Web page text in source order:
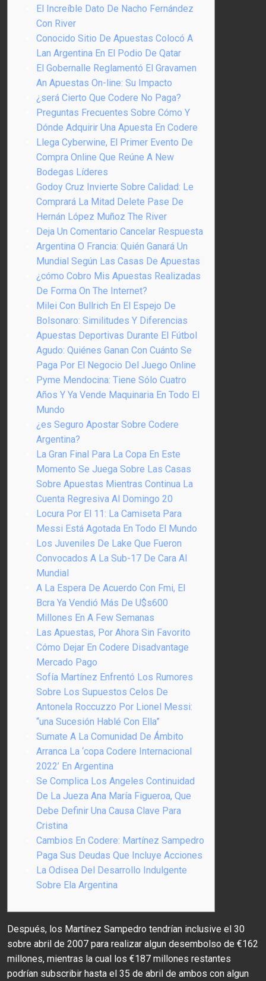
El Increíble Dato De Nacho Fernández
Con River
Conocido Sitio De Apuestas Colocó A
Lan Argentina En El Podio De Qatar
El Gobernalle Reglamentó El Gravamen
An Apuestas On-line: Su Impacto
¿será Cierto Que Codere No Paga?
Preguntas Frecuentes Sobre Cómo Y
Dónde Adquirir Una Apuesta En Codere
Llega Cyberwine, El Primer Evento De
Compra Online Que Reúne A New
Bodegas Líderes
Godoy Cruz Invierte Sobre Calidad: Le
Comprará La Mitad Delete Pase De
Hernán López Muñoz The River
Deja Un Comentario Cancelar Respuesta
Argentina O Francia: Quién Ganará Un
Mundial Según Las Casas De Apuestas
¿cómo Cobro Mis Apuestas Realizadas
De Forma On The Internet?
Milei Con Bullrich En El Espejo De
Bolsonaro: Similitudes Y Diferencias
Apuestas Deportivas Durante El Fútbol
Agudo: Quiénes Ganan Con Cuánto Se
Paga Por El Negocio Del Juego Online
Pyme Mendocina: Tiene Sólo Cuatro
Años Y Ya Vende Maquinaria En Todo El
Mundo
¿es Seguro Apostar Sobre Codere
Argentina?
La Gran Final Para La Copa En Este
Momento Se Juega Sobre Las Casas
Sobre Apuestas Mientras Continua La
Cuenta Regresiva Al Domingo 20
Locura Por El 11: La Camiseta Para
Messi Está Agotada En Todo El Mundo
Los Juveniles De Lake Que Fueron
Convocados A La Sub-17 De Cara Al
Mundial
A La Espera De Acuerdo Con Fmi, El
Bcra Ya Vendió Más De U$s600
Millones En A Few Semanas
Las Apuestas, Por Ahora Sin Favorito
Cómo Dejar En Codere Disadvantage
Mercado Pago
Sofía Martínez Enfrentó Los Rumores
Sobre Los Supuestos Celos De
Antonela Roccuzzo Por Lionel Messi:
“una Sucesión Hablé Con Ella”
Sumate A La Comunidad De Ámbito
Arranca La ‘copa Codere Internacional
2022’ En Argentina
Se Complica Los Angeles Continuidad
De La Jueza Ana María Figueroa, Que
Debe Definir Una Causa Clave Para
Cristina
Cambios En Codere: Martínez Sampedro
Paga Sus Deudas Que Incluye Acciones
La Odisea Del Desarrollo Indulgente
Sobre Ela Argentina
Después, los Martínez Sampedro tendrían inclusive el 30
sobre abril de 2007 para realizar algun desembolso de €162
millones, mientras la cual los €187 millones restantes
podrían subscribir hasta el 35 de abril de ambos con algun